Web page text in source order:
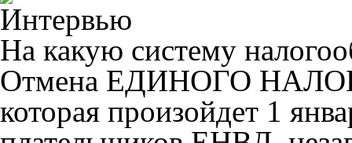
На какую систему
Отмена ЕДИНОГО
которая произойдет 1